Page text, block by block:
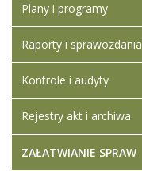
Plany i programy
Raporty i sprawozdania
Kontrole i audyty
Rejestry akt i archiwa
ZAŁATWIANIE SPRAW